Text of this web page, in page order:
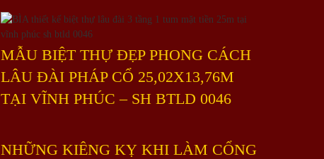
MẪU BIỆT THỰ ĐẸP PHONG CÁCH
LÂU ĐÀI PHÁP CỔ 25,02X13,76M
TẠI VĨNH PHÚC – SH BTLD 0046
NHỮNG KIÊNG KỴ KHI LÀM CỔNG